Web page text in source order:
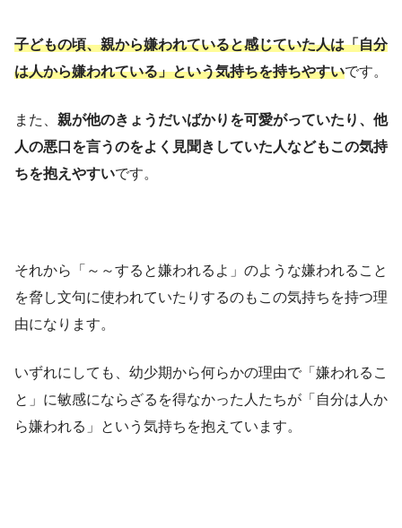
子どもの頃、親から嫌われていると感じていた人は「自分
は人から嫌われている」という気持ちを持ちやすいです。
また、 親が他のきょうだいばかりを可愛がっていたり、他
人の悪口を言うのをよく見聞きしていた人などもこの気持
ちを抱えやすいです。
それから「～～すると嫌われるよ」のような嫌われること
を脅し文句に使われていたりするのもこの気持ちを持つ理
由になります。
いずれにしても、幼少期から何らかの理由で「嫌われるこ
と」に敏感にならざるを得なかった人たちが「自分は人か
ら嫌われる」という気持ちを抱えています。